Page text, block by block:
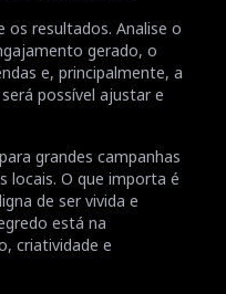
os resultados. Analise o
gerado, o
e, principalmente, a
possível ajustar e
grandes campanhas
locais. O que importa é
de ser vivida e
está na
criatividade e